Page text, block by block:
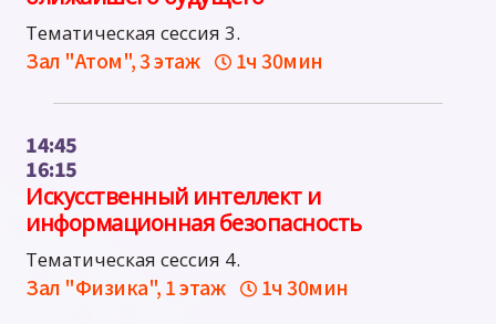
Тематическая сессия 3.
Зал "Атом", 3 этаж 1ч 30мин
14:45
16:15
Искусственный интеллект и
информационная безопасность
Тематическая сессия 4.
Зал "Физика", 1 этаж 1ч 30мин